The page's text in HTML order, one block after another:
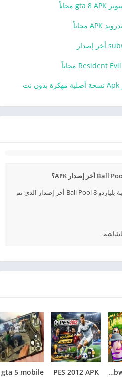
1. اضغط على ملف APK تحميل لعبة بلياردو 8 Ball Pool أخر إصدار الذي تم
Subway Surfers
PES 2012 APK